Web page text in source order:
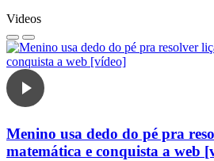
Videos
Menino usa dedo do pé pra
matemática e conquista a web